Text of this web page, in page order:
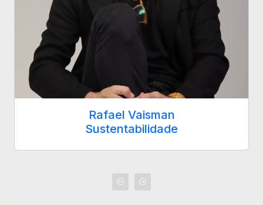
Rafael Vaisman
Sustentabilidade